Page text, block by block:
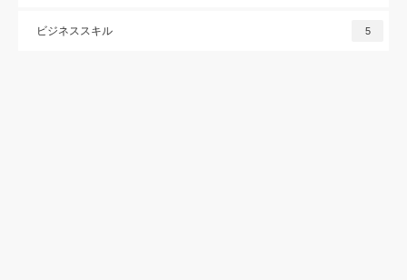
ビジネススキル 5